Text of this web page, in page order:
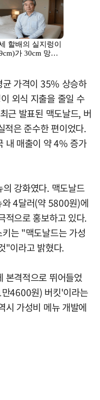
가격이 35% 상승하
외식 지출을 줄일 수
근 발표된 맥도날드, 버
적은 준수한 편이었다.
내 매출이 약 4% 증가
강화였다. 맥도날드
4달러(약 5800원)에
적으로 홍보하고 있다.
는 "맥도날드는 가성
"이라고 밝혔다.
본격적으로 뛰어들었
4600원) 버킷'이라는
시 가성비 메뉴 개발에